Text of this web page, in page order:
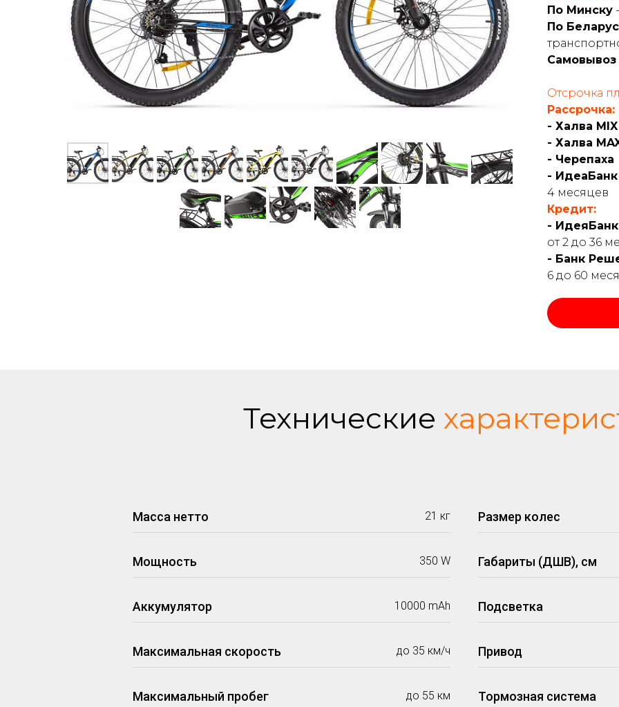
По Минску
По
Самовывоз
Отсрочка
Рассрочка:
- Халва MIX
- Халва
- Черепаха
-
4 месяцев
Кредит:
-
от 2 до 36
- Банк
6 до 60
Технические
Масса нетто 21 кг
Мощность 350 W
Аккумулятор 10000 mАh
Максимальная скорость до 35 км/ч
Максимальный пробег до 55 км
Размер колес
Габариты (ДШВ), см
Подсветка
Привод
Тормозная система